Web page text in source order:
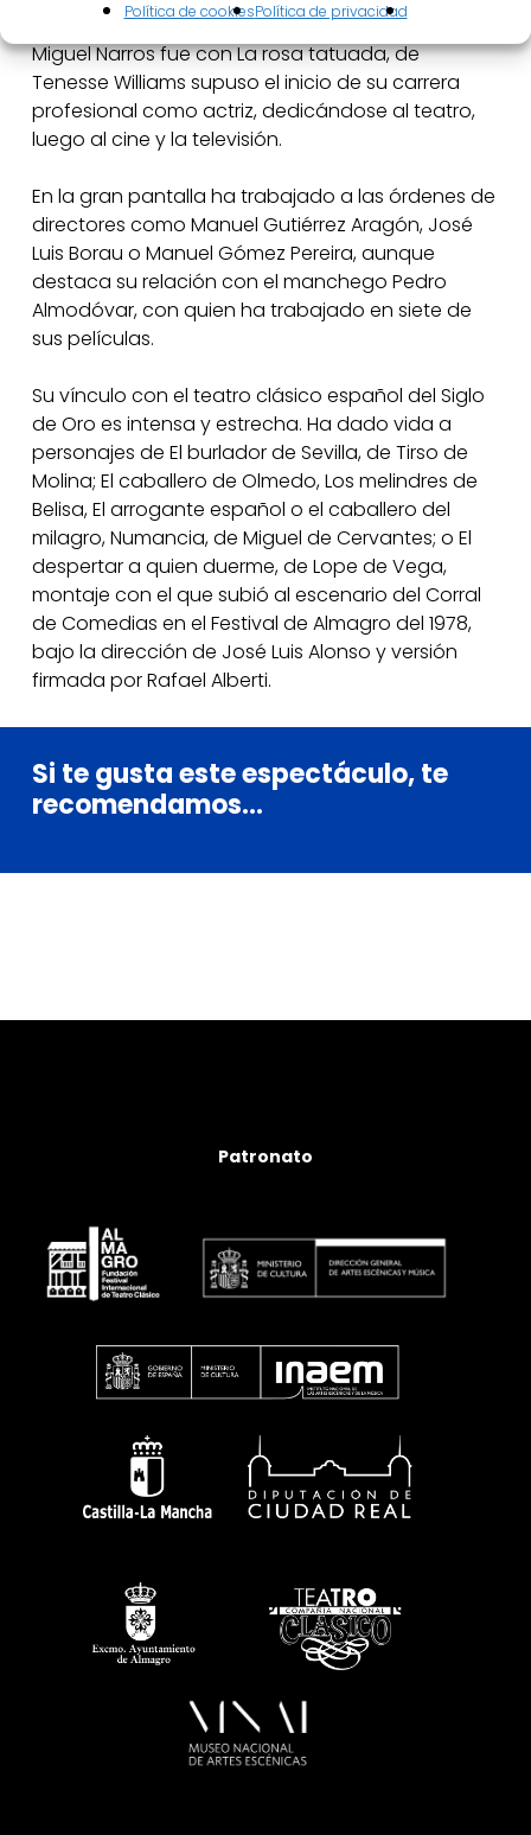
Política de cookiesPolítica de privacidad
Su primer estreno en Madrid, bajo la dirección de
Miguel Narros fue con La rosa tatuada, de
Tenesse Williams supuso el inicio de su carrera
profesional como actriz, dedicándose al teatro,
luego al cine y la televisión.
En la gran pantalla ha trabajado a las órdenes de
directores como Manuel Gutiérrez Aragón, José
Luis Borau o Manuel Gómez Pereira, aunque
destaca su relación con el manchego Pedro
Almodóvar, con quien ha trabajado en siete de
sus películas.
Su vínculo con el teatro clásico español del Siglo
de Oro es intensa y estrecha. Ha dado vida a
personajes de El burlador de Sevilla, de Tirso de
Molina; El caballero de Olmedo, Los melindres de
Belisa, El arrogante español o el caballero del
milagro, Numancia, de Miguel de Cervantes; o El
despertar a quien duerme, de Lope de Vega,
montaje con el que subió al escenario del Corral
de Comedias en el Festival de Almagro del 1978,
bajo la dirección de José Luis Alonso y versión
firmada por Rafael Alberti.
Si tegustaesteespectáculo,te
recomendamos...
Patronato